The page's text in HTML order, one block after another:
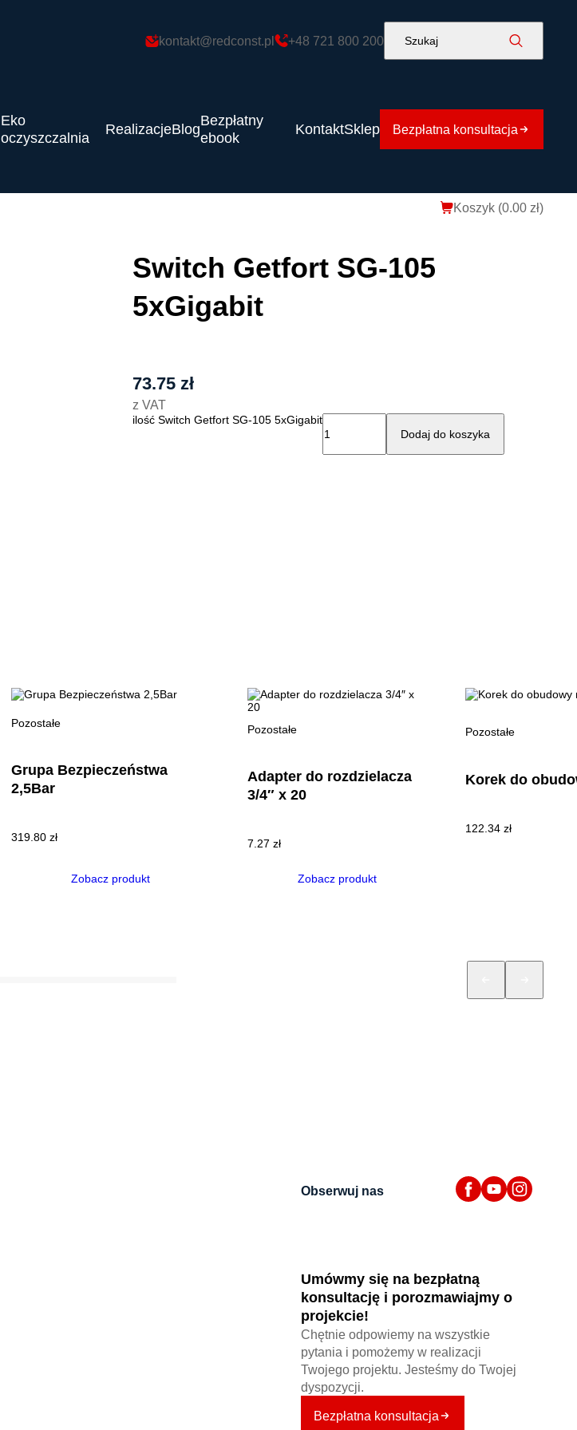
kontakt@redconst.pl +48 721 800 200 Szukaj
Eko
oczyszczalnia
RealizacjeBlog
Bezpłatny
ebook
KontaktSklep Bezpłatna konsultacja
Koszyk (0.00 zł)
Switch Getfort SG-105
5xGigabit
73.75 zł
z VAT
ilość Switch Getfort SG-105 5xGigabit
Dodaj do koszyka
Pozostałe
Grupa Bezpieczeństwa
2,5Bar
319.80 zł
Zobacz produkt
Pozostałe
Adapter do rozdzielacza
3/4″ x 20
7.27 zł
Zobacz produkt
Pozostałe
Korek do
122.34 zł
Obserwuj nas
Umówmy się na bezpłatną
konsultację i porozmawiajmy o
projekcie!
Chętnie odpowiemy na wszystkie
pytania i pomożemy w realizacji
Twojego projektu. Jesteśmy do Twojej
dyspozycji.
Bezpłatna konsultacja